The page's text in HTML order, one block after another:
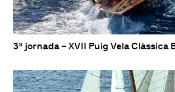
3ª jornada – XVII Puig Vela Clàssica